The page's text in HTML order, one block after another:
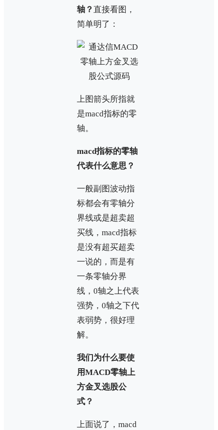
轴？ 直接看图，
简单明了：
上图箭头所指就
是macd指标的零
轴。
macd指标的零轴
代表什么意思？
一般副图波动指
标都会有零轴分
界线或是超卖超
买线，macd指标
是没有超买超卖
一说的，而是有
一条零轴分界
线，0轴之上代表
强势，0轴之下代
表弱势，很好理
解。
我们为什么要使
用MACD零轴上
方金叉选股公
式？
上面说了，macd